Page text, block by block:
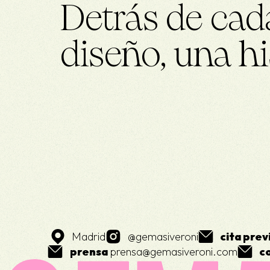
Detrás de
diseño, una
Madrid @gemasiveroni
cita
prensaprensa@gemasiveroni.com